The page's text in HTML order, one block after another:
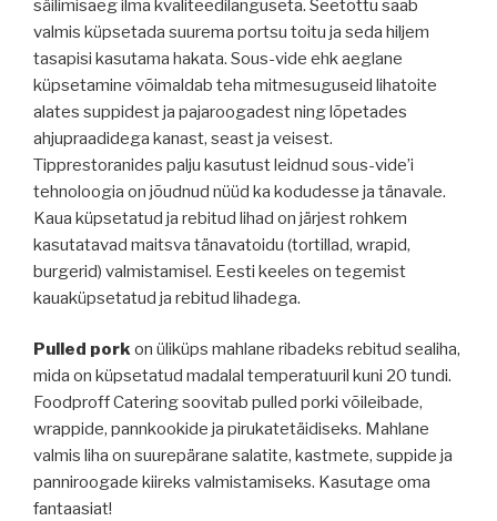
säilimisaeg ilma kvaliteedilanguseta. Seetõttu saab
valmis küpsetada suurema portsu toitu ja seda hiljem
tasapisi kasutama hakata. Sous-vide ehk aeglane
küpsetamine võimaldab teha mitmesuguseid lihatoite
alates suppidest ja pajaroogadest ning lõpetades
ahjupraadidega kanast, seast ja veisest.
Tipprestoranides palju kasutust leidnud sous-vide’i
tehnoloogia on jõudnud nüüd ka kodudesse ja tänavale.
Kaua küpsetatud ja rebitud lihad on järjest rohkem
kasutatavad maitsva tänavatoidu (tortillad, wrapid,
burgerid) valmistamisel. Eesti keeles on tegemist
kauaküpsetatud ja rebitud lihadega.
Pulled porkon üliküps mahlane ribadeks rebitud sealiha,
mida on küpsetatud madalal temperatuuril kuni 20 tundi.
Foodproff Catering soovitab pulled porki võileibade,
wrappide, pannkookide ja pirukatetäidiseks. Mahlane
valmis liha on suurepärane salatite, kastmete, suppide ja
panniroogade kiireks valmistamiseks. Kasutage oma
fantaasiat!